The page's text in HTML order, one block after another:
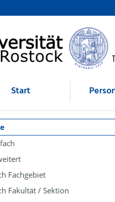
Start
Fachgebiet
Fakultät / Sektion